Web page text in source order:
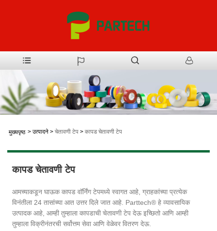
मुख्यपृष्ठ > उत्पादने > चेतावणी टेप > कापड चेतावणी टेप
कापड चेतावणी टेप
आमच्याकडून घाऊक कापड वॉर्निंग टेपमध्ये स्वागत आहे, ग्राहकांच्या प्रत्येक
विनंतीला 24 तासांच्या आत उत्तर दिले जात आहे. Parttech® हे व्यावसायिक
उत्पादक आहे, आम्ही तुम्हाला कापडाची चेतावणी टेप देऊ इच्छितो आणि आम्ही
तुम्हाला विक्रीनंतरची सर्वोत्तम सेवा आणि वेळेवर वितरण देऊ.